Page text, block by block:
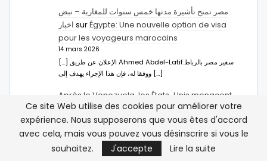
مصر تمنح تأشيرة مدتها خمس سنوات للمغاربة – نبض
اخبار surÉgypte: Une nouvelle option de visa
pour les voyageurs marocains
14 mars 2026
[…] الإعلان عن طريق Ahmed Abdel-Latifسفير مصر بالرباط.
ووفقا له، فإن هذا الإجراء يهدف إلى […]
Après le Venezuela, les États-Unis menacent
Cuba et Groenland - AtlasinfosurChute de
Maduro : un soutien du Polisario en moins
4 janvier 2026
[…] Chute de Maduro : un soutien du Polisario en
Ce site Web utilise des cookies pour améliorer votre
expérience. Nous supposerons que vous êtes d'accord
avec cela, mais vous pouvez vous désinscrire si vous le
souhaitez.
J'accepte Lire la suite